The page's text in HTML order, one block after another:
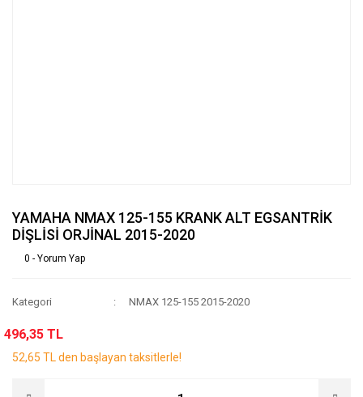
YAMAHA NMAX 125-155 KRANK ALT EGSANTRİK
DİŞLİSİ ORJİNAL 2015-2020
0 - Yorum Yap
Kategori NMAX 125-155 2015-2020
496,35 TL
52,65 TL den başlayan taksitlerle!